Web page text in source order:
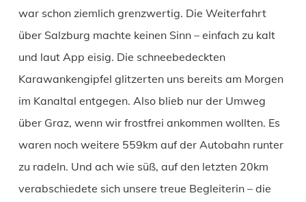
war schon ziemlich grenzwertig. Die Weiterfahrt
über Salzburg machte keinen Sinn – einfach zu kalt
und laut App eisig. Die schneebedeckten
Karawankengipfel glitzerten uns bereits am Morgen
im Kanaltal entgegen. Also blieb nur der Umweg
über Graz, wenn wir frostfrei ankommen wollten. Es
waren noch weitere 559km auf der Autobahn runter
zu radeln. Und ach wie süß, auf den letzten 20km
verabschiedete sich unsere treue Begleiterin – die